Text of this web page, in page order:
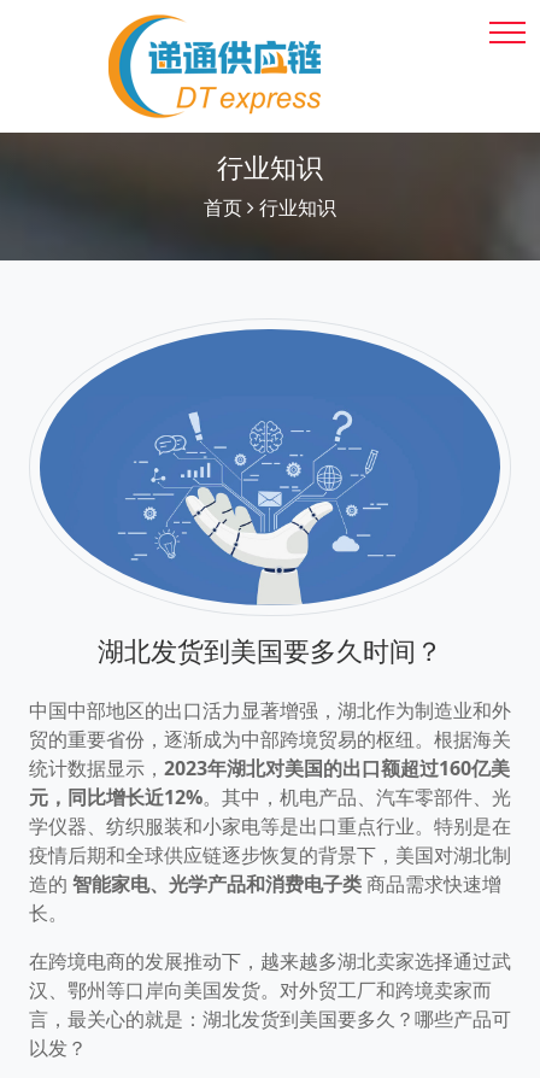
行业知识
首页 行业知识
湖北发货到美国要多久时间？
中国中部地区的出口活力显著增强，湖北作为制造业和外
贸的重要省份，逐渐成为中部跨境贸易的枢纽。根据海关
统计数据显示， 2023年湖北对美国的出口额超过160亿美
元，同比增长近12%。其中，机电产品、汽车零部件、光
学仪器、纺织服装和小家电等是出口重点行业。特别是在
疫情后期和全球供应链逐步恢复的背景下，美国对湖北制
造的 智能家电、光学产品和消费电子类商品需求快速增
长。
在跨境电商的发展推动下，越来越多湖北卖家选择通过武
汉、鄂州等口岸向美国发货。对外贸工厂和跨境卖家而
言，最关心的就是：湖北发货到美国要多久？哪些产品可
以发？